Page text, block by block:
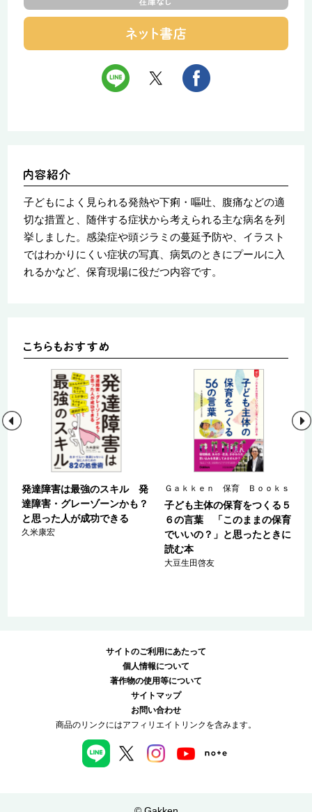
子どもによく見られる発熱や下痢・嘔吐、腹痛などの適
切な措置と、随伴する症状から考えられる主な病名を列
挙しました。感染症や頭ジラミの蔓延予防や、イラスト
ではわかりにくい症状の写真、病気のときにプールに入
れるかなど、保育現場に役だつ内容です。
発達障害は最強のスキル 発
達障害・グレーゾーンかも？
と思った人が成功できる
久米康宏
Ｇａｋｋｅｎ 保育 Ｂｏｏｋｓ
子ども主体の保育をつくる５
６の言葉 「このままの保育
でいいの？」と思ったときに
読む本
大豆生田啓友
サイトのご利用にあたって
個人情報について
著作物の使用等について
サイトマップ
お問い合わせ
商品のリンクにはアフィリエイトリンクを含みます。